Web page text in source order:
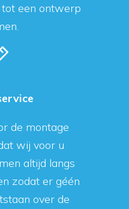
een ontwerp
de montage
wij voor u
altijd langs
zodat er géén
over de